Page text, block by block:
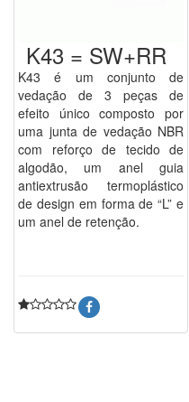
K43 = SW+RR
K43 é um conjunto de
vedação de 3 peças de
efeito único composto por
uma junta de vedação NBR
com reforço de tecido de
algodão, um anel guia
antiextrusão termoplástico
de design em forma de “L” e
um anel de retenção.